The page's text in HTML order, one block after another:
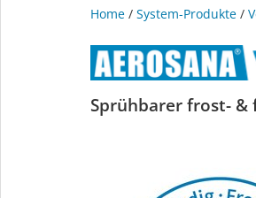
Home / System-Produkte /
Sprühbarer frost-